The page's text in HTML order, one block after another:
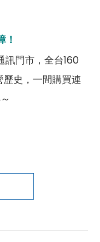
！
門市，全台160
史，一間購買連
兌換商品」，每半
年再送「VIP生日